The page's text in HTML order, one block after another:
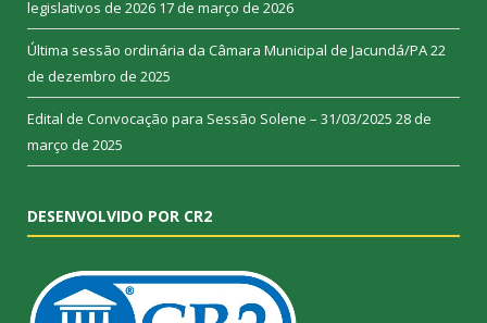
legislativos de 2026 17 de março de 2026
Última sessão ordinária da Câmara Municipal de Jacundá/PA22
de dezembro de 2025
Edital de Convocação para Sessão Solene – 31/03/2025 28 de
março de 2025
DESENVOLVIDO POR CR2